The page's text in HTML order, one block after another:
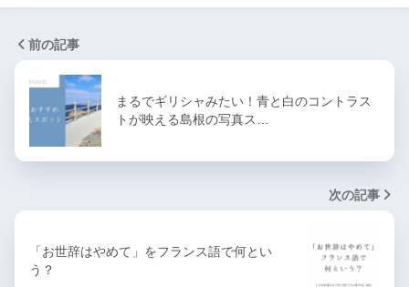
前の記事
まるでギリシャみたい！青と白のコントラス
トが映える島根の写真ス…
次の記事
「お世辞はやめて」をフランス語で何とい
う？